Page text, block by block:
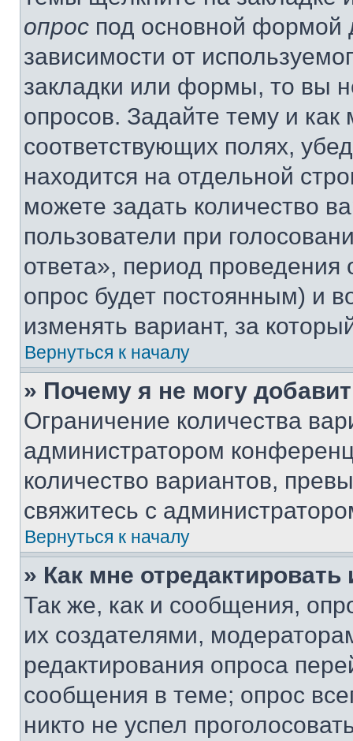
опрос под основной формой
зависимости от
закладки или формы, то вы
опросов. Задайте тему и
соответствующих полях,
находится на отдельной
можете задать количество
пользователи при
ответа», период проведения
опрос будет постоянным) и
изменять вариант, за
Вернуться к началу
» Почему я не могу
Ограничение количества
администратором
количество вариантов,
свяжитесь с
Вернуться к началу
» Как мне
Так же, как и сообщения,
их создателями,
редактирования опроса
сообщения в теме; опрос
никто не успел